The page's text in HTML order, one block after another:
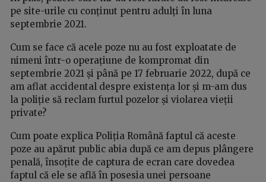
pe site-urile cu conținut pentru adulți în luna
septembrie 2021.
Cum se face că acele poze nu au fost exploatate de
nimeni într-o operațiune de kompromat din
septembrie 2021 și până pe 17 februarie 2022, după ce
am aflat accidental despre existența lor și m-am dus
la poliție să reclam furtul pozelor și violarea vieții
private?
Cum poate explica Poliția Română faptul că aceste
poze au apărut public abia după ce am depus plângere
penală, însoțite de captura de ecran care dovedea
faptul că ele se află în posesia unei persoane